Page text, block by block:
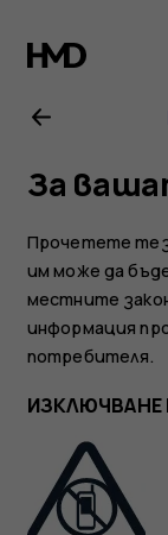
на
за
Nokia
225
4G
(2024)
За
Прочетете
им може да
местните
информация
потребителя.
ИЗКЛЮЧВАНЕ